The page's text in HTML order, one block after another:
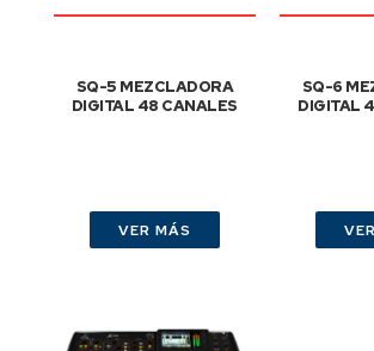
SQ-5 MEZCLADORA
DIGITAL 48 CANALES
VER MÁS
SQ-6
DIGITAL